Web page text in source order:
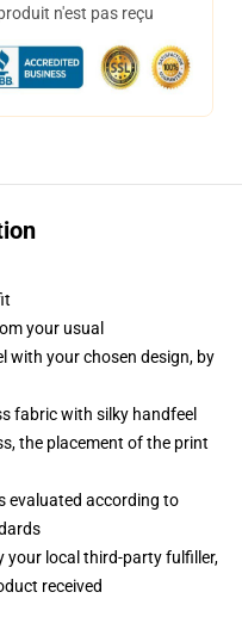
n'est pas reçu
your usual
with your chosen design, by
fabric with silky handfeel
the placement of the print
evaluated according to
your local third-party fulfiller,
received